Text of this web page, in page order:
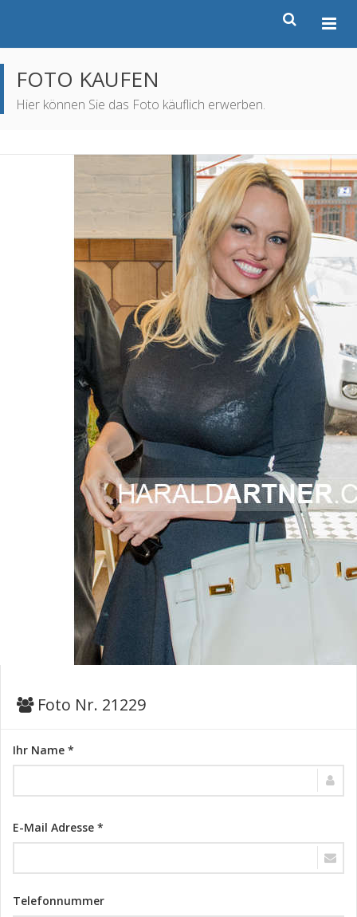
FOTO KAUFEN
Hier können Sie das Foto käuflich erwerben.
Foto Nr. 21229
Ihr Name *
E-Mail Adresse *
Telefonnummer